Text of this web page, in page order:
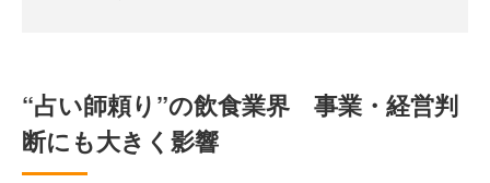
“占い師頼り”の飲食業界 事業・経営判
断にも大きく影響